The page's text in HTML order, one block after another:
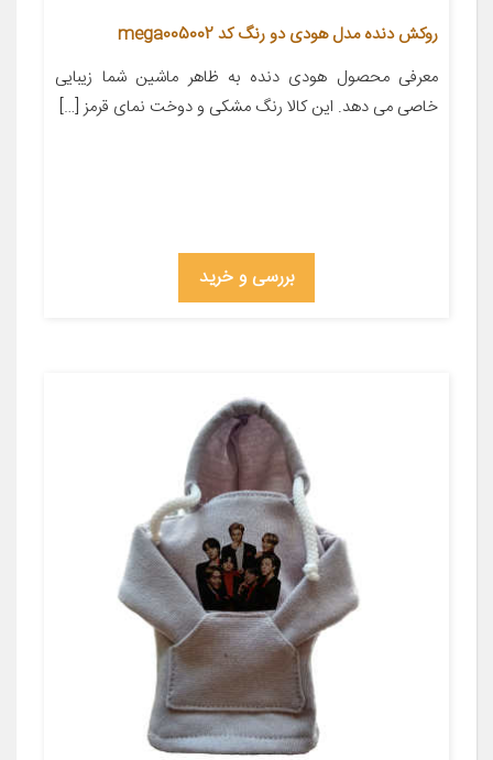
روکش دنده مدل هودی دو رنگ کد mega005002
معرفی محصول ‌‌‌‌‌‌‌‌‌‌‌‌‌‌‌‌‌‌‌‌‌‌‌‌‌‌‌‌‌‌‌‌‌‌‌‌‌‌‌‌‌‌‌‌‌‌‌‌‌‌‌‌‌‌‌‌‌‌‌‌‌‌‌‌‌‌‌‌‌‌‌‌‌‌‌‌‌‌‌‌‌‌‌‌‌‌‌‌‌‌‌‌‌‌‌‌‌‌‌‌‌‌‌‌‌‌‌‌‌‌‌‌‌‌‌‌‌‌‌‌‌‌‌‌‌‌‌‌‌‌‌‌‌‌‌‌‌‌‌‌‌‌‌‌‌‌‌‌‌‌هودی دنده به ظاهر ماشین شما زیبایی
خاصی می دهد. این کالا رنگ مشکی و دوخت نمای قرمز […]
بررسی و خرید